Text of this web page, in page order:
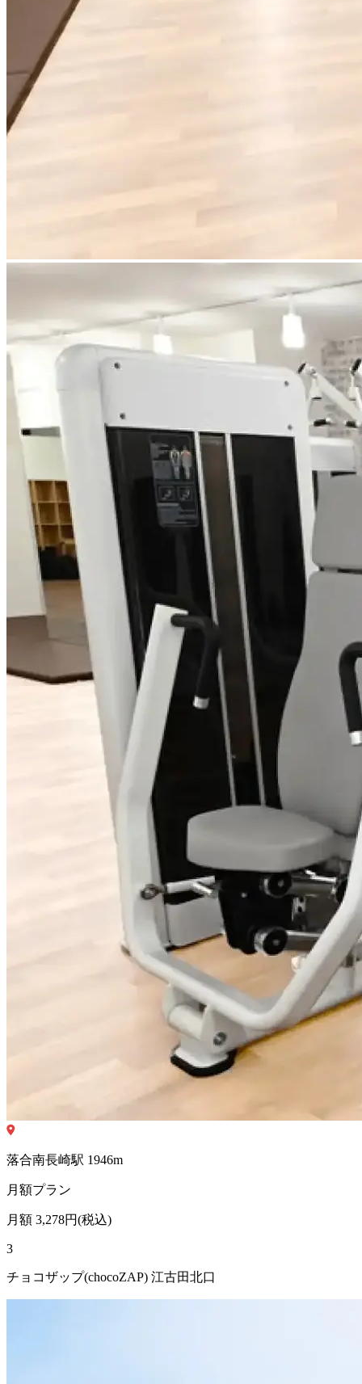
落合南長崎駅 1946m
月額プラン
月額 3,278円(税込)
3
チョコザップ(chocoZAP) 江古田北口